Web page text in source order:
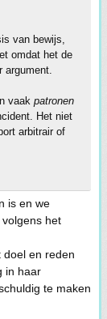
van bewijs,
omdat het de
argument.
vaak patronen
Het niet
arbitrair of
is en we
het
doel en reden
in haar
te maken